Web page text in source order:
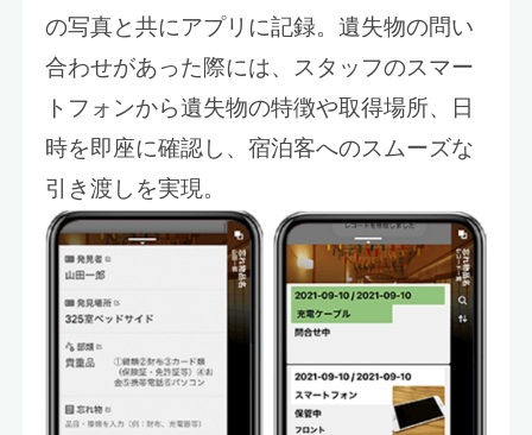
の写真と共にアプリに記録。遺失物の問い
合わせがあった際には、スタッフのスマー
トフォンから遺失物の特徴や取得場所、日
時を即座に確認し、宿泊客へのスムーズな
引き渡しを実現。